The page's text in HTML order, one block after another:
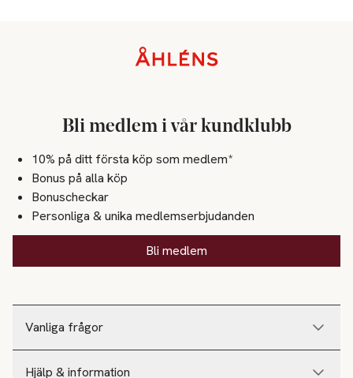
Vanliga frågor
Hjälp & information
Bli medlem i vår kundklubb
10% på ditt första köp som medlem*
Bonus på alla köp
Bonuscheckar
Personliga & unika medlemserbjudanden
Bli medlem